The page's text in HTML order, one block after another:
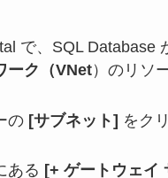
で、SQL Database
ーク（VNet）のリソ
の [サブネット] をク
ある [+ ゲートウェイ